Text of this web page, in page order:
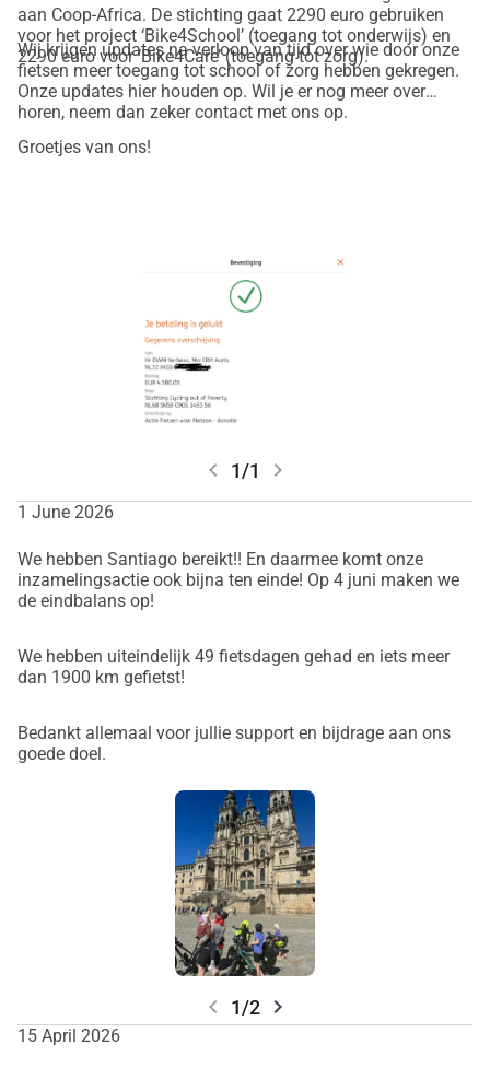
aan Coop-Africa. De stichting gaat 2290 euro gebruiken
voor het project ‘Bike4School’ (toegang tot onderwijs) en
2290 euro voor ‘Bike4Care’ (toegang tot zorg).
Wij krijgen updates na verloop van tijd over wie door onze
fietsen meer toegang tot school of zorg hebben gekregen.
Onze updates hier houden op. Wil je er nog meer over
horen, neem dan zeker contact met ons op.
Groetjes van ons!
chevron_left 1/1 chevron_right
1 June 2026
We hebben Santiago bereikt!! En daarmee komt onze
inzamelingsactie ook bijna ten einde! Op 4 juni maken we
de eindbalans op!
We hebben uiteindelijk 49 fietsdagen gehad en iets meer
dan 1900 km gefietst!
Bedankt allemaal voor jullie support en bijdrage aan ons
goede doel.
chevron_left 1/2 chevron_right
15 April 2026